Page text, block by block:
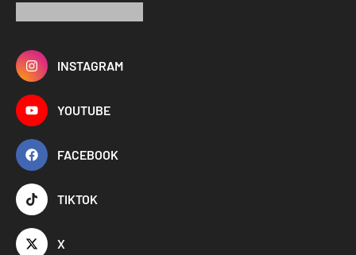
INSTAGRAM
YOUTUBE
FACEBOOK
TIKTOK
X